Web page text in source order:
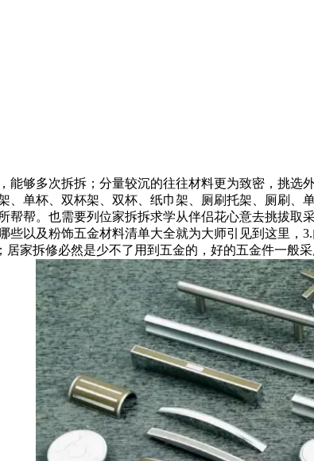
够多次拆拆；分量较沉的往往材料更为致密，挑选
单杯、双杯架、双杯、纸巾架、厕刷托架、厕刷
帮。也需要列位家拆拆求学从伴侣花心意去挑拔取
以及粉饰五金材料清单大全就为大师引见到这里，
家拆修必然是少不了用到五金的，好的五金件一般